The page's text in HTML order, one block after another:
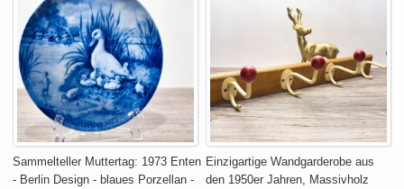
Sammelteller Muttertag: 1973 Enten
- Berlin Design - blaues Porzellan -
Einzigartige Wandgarderobe aus
den 1950er Jahren, Massivholz